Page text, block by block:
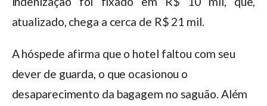
atualizado, chega a cerca de R$ 21 mil.
A hóspede afirma que o hotel faltou com seu
dever de guarda, o que ocasionou o
desaparecimento da bagagem no saguão. Além